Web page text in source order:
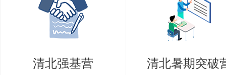
清北强基营 清北暑期突破